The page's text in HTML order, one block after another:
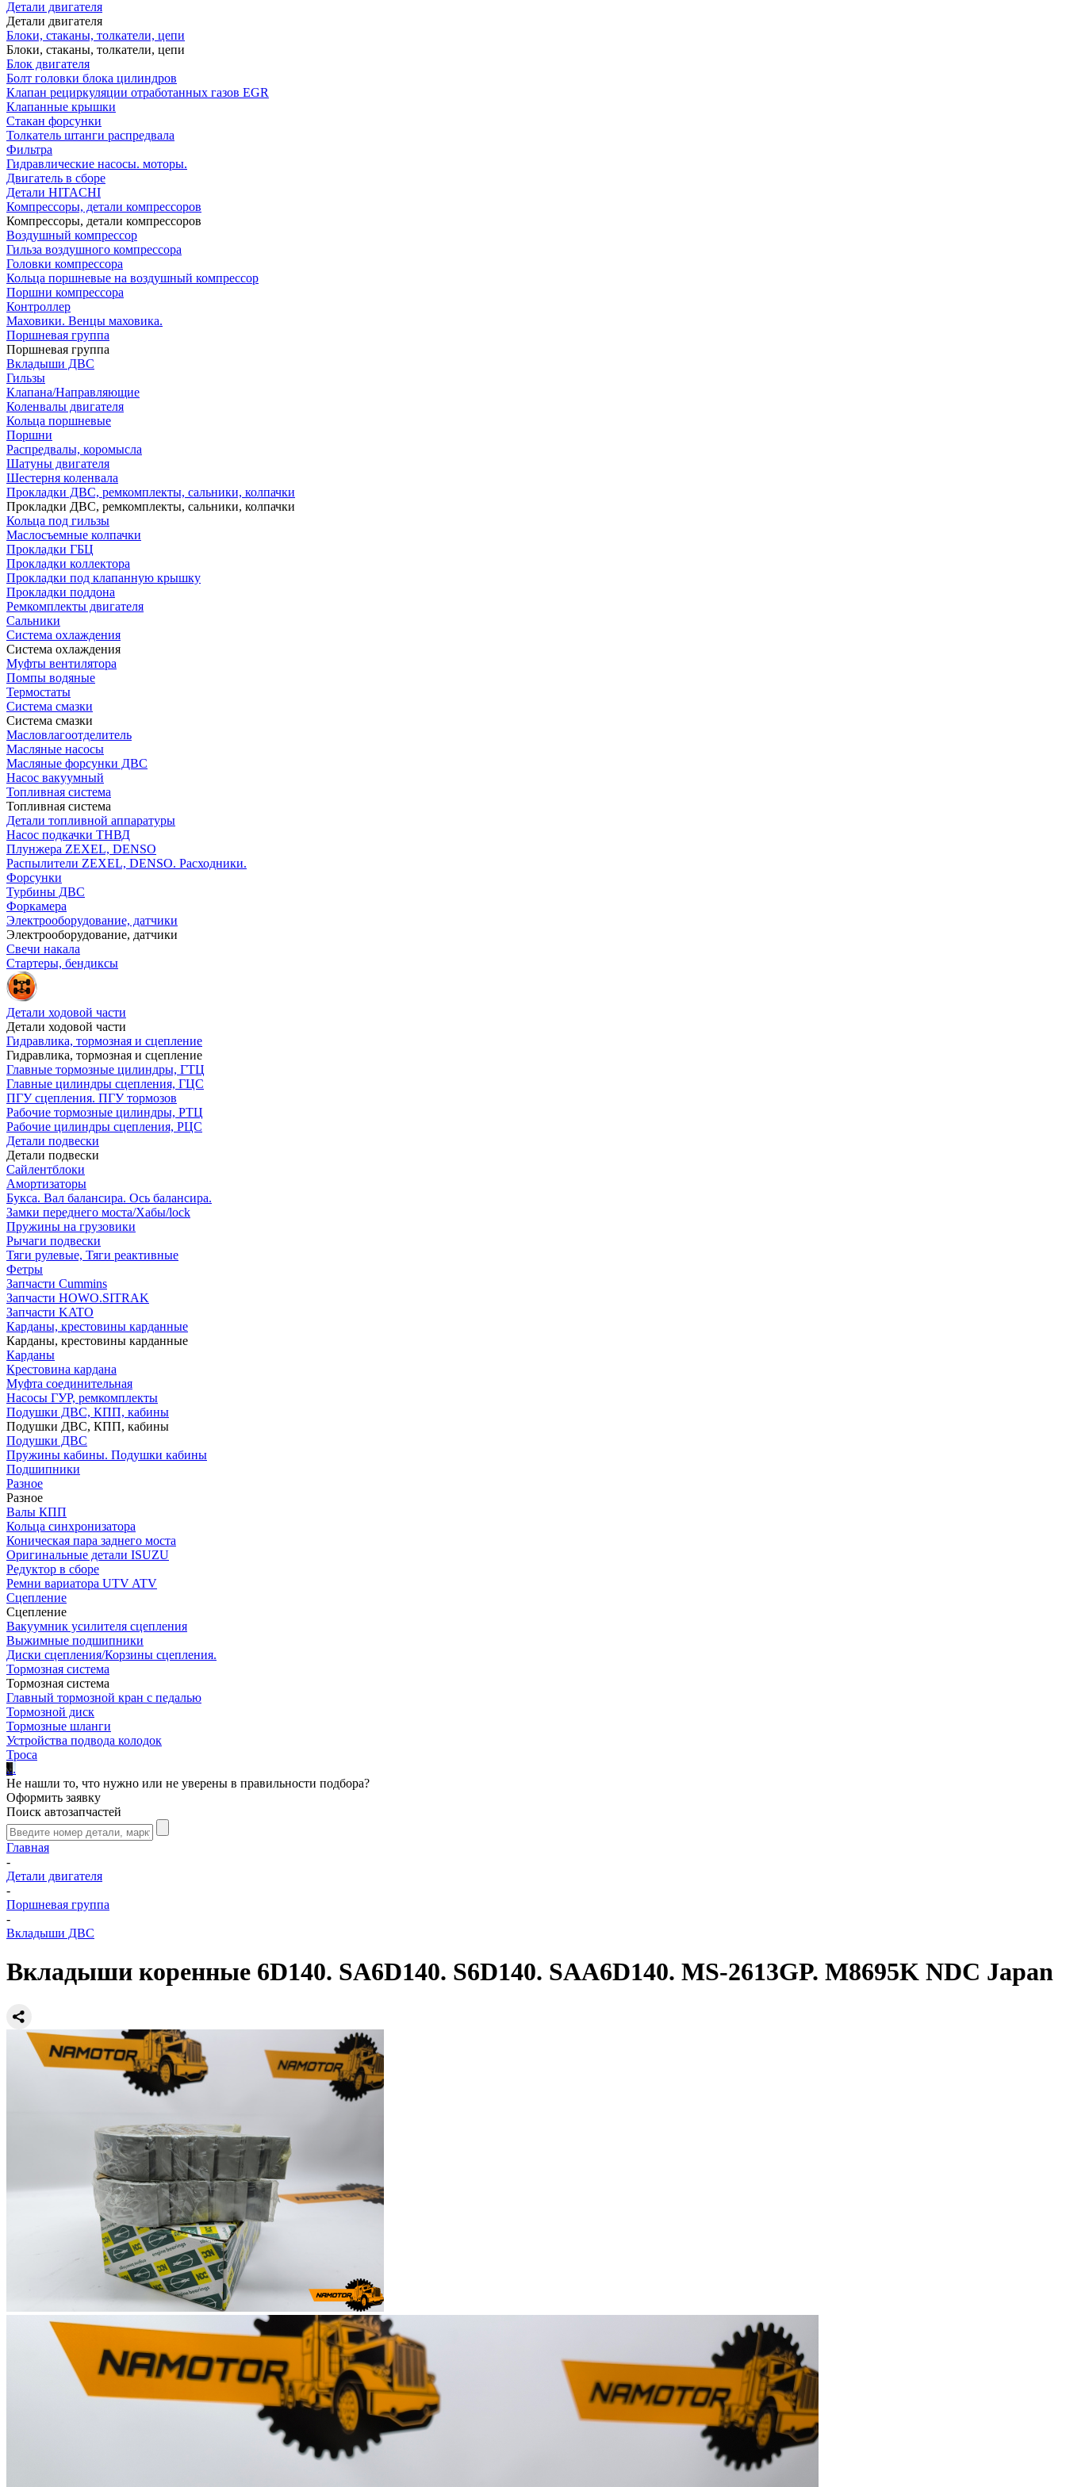
Детали двигателя
Детали двигателя
Блоки, стаканы, толкатели, цепи
Блоки, стаканы, толкатели, цепи
Блок двигателя
Болт головки блока цилиндров
Клапан рециркуляции отработанных газов EGR
Клапанные крышки
Стакан форсунки
Толкатель штанги распредвала
Фильтра
Гидравлические насосы. моторы.
Двигатель в сборе
Детали HITACHI
Компрессоры, детали компрессоров
Компрессоры, детали компрессоров
Воздушный компрессор
Гильза воздушного компрессора
Головки компрессора
Кольца поршневые на воздушный компрессор
Поршни компрессора
Контроллер
Маховики. Венцы маховика.
Поршневая группа
Поршневая группа
Вкладыши ДВС
Гильзы
Клапана/Направляющие
Коленвалы двигателя
Кольца поршневые
Поршни
Распредвалы, коромысла
Шатуны двигателя
Шестерня коленвала
Прокладки ДВС, ремкомплекты, сальники, колпачки
Прокладки ДВС, ремкомплекты, сальники, колпачки
Кольца под гильзы
Маслосъемные колпачки
Прокладки ГБЦ
Прокладки коллектора
Прокладки под клапанную крышку
Прокладки поддона
Ремкомплекты двигателя
Сальники
Система охлаждения
Система охлаждения
Муфты вентилятора
Помпы водяные
Термостаты
Система смазки
Система смазки
Масловлагоотделитель
Масляные насосы
Масляные форсунки ДВС
Насос вакуумный
Топливная система
Топливная система
Детали топливной аппаратуры
Насос подкачки ТНВД
Плунжера ZEXEL, DENSO
Распылители ZEXEL, DENSO. Расходники.
Форсунки
Турбины ДВС
Форкамера
Электрооборудование, датчики
Электрооборудование, датчики
Свечи накала
Стартеры, бендиксы
Детали ходовой части
Детали ходовой части
Гидравлика, тормозная и сцепление
Гидравлика, тормозная и сцепление
Главные тормозные цилиндры, ГТЦ
Главные цилиндры сцепления, ГЦС
ПГУ сцепления. ПГУ тормозов
Рабочие тормозные цилиндры, РТЦ
Рабочие цилиндры сцепления, РЦС
Детали подвески
Детали подвески
Cайлентблоки
Амортизаторы
Букса. Вал балансира. Ось балансира.
Замки переднего моста/Хабы/lock
Пружины на грузовики
Рычаги подвески
Тяги рулевые, Тяги реактивные
Фетры
Запчасти Cummins
Запчасти HOWO.SITRAK
Запчасти KATO
Карданы, крестовины карданные
Карданы, крестовины карданные
Карданы
Крестовина кардана
Муфта соединительная
Насосы ГУР, ремкомплекты
Подушки ДВС, КПП, кабины
Подушки ДВС, КПП, кабины
Подушки ДВС
Пружины кабины. Подушки кабины
Подшипники
Разное
Разное
Валы КПП
Кольца синхронизатора
Коническая пара заднего моста
Оригинальные детали ISUZU
Редуктор в сборе
Ремни вариатора UTV ATV
Сцепление
Сцепление
Вакуумник усилителя сцепления
Выжимные подшипники
Диски сцепления/Корзины сцепления.
Тормозная система
Тормозная система
Главный тормозной кран с педалью
Тормозной диск
Тормозные шланги
Устройства подвода колодок
Троса
...
Не нашли то, что нужно или не уверены в правильности подбора?
Оформить заявку
Поиск автозапчастей
Главная
-
Детали двигателя
-
Поршневая группа
-
Вкладыши ДВС
Вкладыши коренные 6D140. SA6D140. S6D140. SAA6D140. MS-2613GP. M8695K NDC Japan